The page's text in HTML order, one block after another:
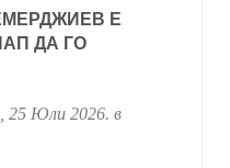
Е
ДА ГО
25 Юли 2026. в